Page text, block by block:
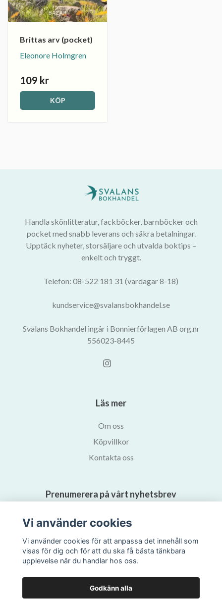
Brittas arv (pocket)
Eleonore Holmgren
109 kr
KÖP
Handla skönlitteratur, fackböcker, barnböcker och
pocket med snabb leverans och säkra betalningar.
Upptäck nyheter, storsäljare och utvalda boktips –
enkelt och tryggt.
Telefon: 08-522 181 31 (vardagar 8-18)
kundservice@svalansbokhandel.se
Svalans Bokhandel ingår i Bonnierförlagen AB org.nr
556023-8445
Läs mer
Om oss
Köpvillkor
Kontakta oss
Prenumerera på vårt nyhetsbrev
Vi använder cookies
Vi använder cookies för att anpassa det innehåll som
visas för dig och för att du ska få bästa tänkbara
upplevelse när du handlar hos oss.
Godkänn alla